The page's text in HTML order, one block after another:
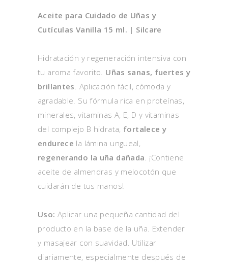
Aceite para Cuidado de Uñas y
Cutículas Vanilla 15 ml. | Silcare
Hidratación y regeneración intensiva con
tu aroma favorito. Uñas sanas, fuertes y
brillantes. Aplicación fácil, cómoda y
agradable. Su fórmula rica en proteínas,
minerales, vitaminas A, E, D y vitaminas
del complejo B hidrata, fortalece y
endurece la lámina ungueal,
regenerando la uña dañada. ¡Contiene
aceite de almendras y melocotón que
cuidarán de tus manos!
Uso: Aplicar una pequeña cantidad del
producto en la base de la uña. Extender
y masajear con suavidad. Utilizar
diariamente, especialmente después de